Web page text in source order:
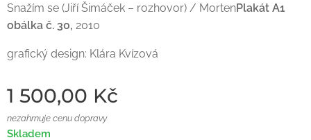
Snažím se (Jiří Šimáček – rozhovor) / MortenPlakát A1
obálka č. 30, 2010
grafický design: Klára Kvízová
1 500,00 Kč
nezahrnuje cenu dopravy
Skladem